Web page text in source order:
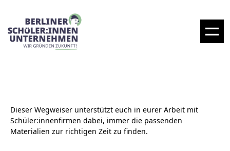
Dieser Wegweiser unterstützt euch in eurer Arbeit mit
Schüler:innenfirmen dabei, immer die passenden
Materialien zur richtigen Zeit zu finden.